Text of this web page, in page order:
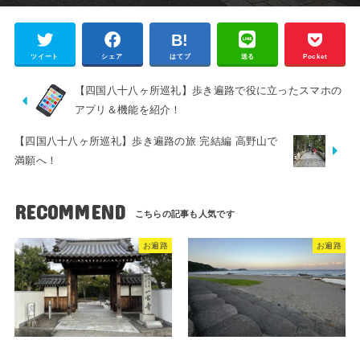
ツイート シェア はてブ 送る Pocket
【四国八十八ヶ所巡礼】歩き遍路で役に立ったスマホの
アプリ＆機能を紹介！
【四国八十八ヶ所巡礼】歩き遍路の旅 完結編 高野山で
満願へ！
RECOMMEND
お遍路 お遍路